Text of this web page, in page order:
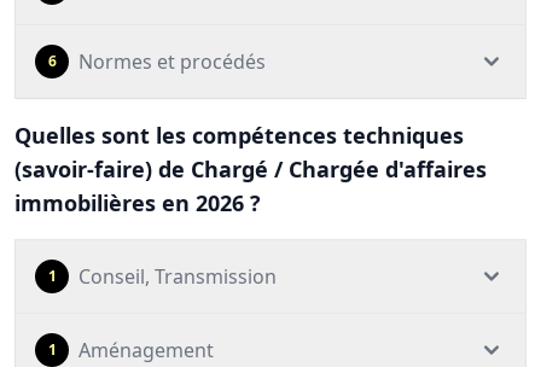
6 Normes et procédés
Quelles sont les compétences techniques
(savoir-faire) de Chargé / Chargée d'affaires
immobilières en 2026 ?
1 Conseil, Transmission
1 Aménagement